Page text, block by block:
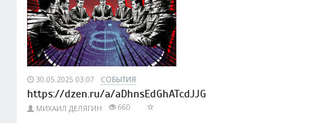
30.05.2025 03:07 СОБЫТИЯ
https://dzen.ru/a/aDhnsEdGhATcdJJG
МИХАИЛ ДЕЛЯГИН 660